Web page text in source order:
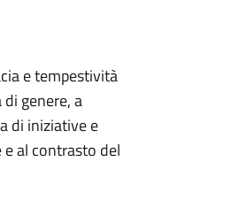
e tempestività
genere, a
di iniziative e
al contrasto del